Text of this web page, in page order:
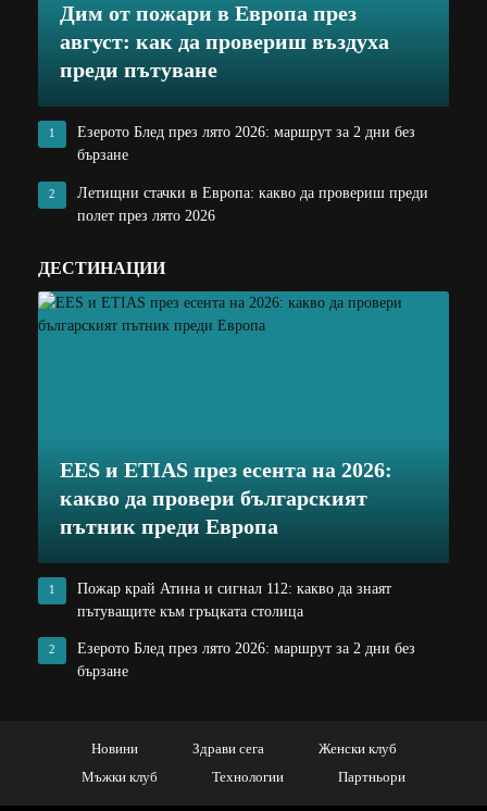
Дим от пожари в Европа през
август: как да провериш въздуха
преди пътуване
1
Езерото Блед през лято 2026: маршрут за 2 дни без
бързане
2
Летищни стачки в Европа: какво да провериш преди
полет през лято 2026
ДЕСТИНАЦИИ
EES и ETIAS през есента на 2026:
какво да провери българският
пътник преди Европа
1
Пожар край Атина и сигнал 112: какво да знаят
пътуващите към гръцката столица
2
Езерото Блед през лято 2026: маршрут за 2 дни без
бързане
Новини Здрави сега
Женски клуб
Мъжки клуб
Технологии Партньори